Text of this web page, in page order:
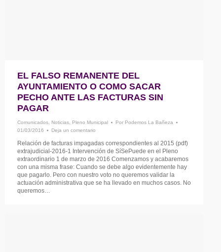
EL FALSO REMANENTE DEL
AYUNTAMIENTO O COMO SACAR
PECHO ANTE LAS FACTURAS SIN
PAGAR
Comunicados, Noticias, Pleno Municipal Por Podemos La Bañeza
01/03/2016
Deja un comentario
Relación de facturas impagadas correspondientes al 2015 (pdf)
extrajudicial-2016-1 Intervención de SíSePuede en el Pleno
extraordinario 1 de marzo de 2016 Comenzamos y acabaremos
con una misma frase: Cuando se debe algo evidentemente hay
que pagarlo. Pero con nuestro voto no queremos validar la
actuación administrativa que se ha llevado en muchos casos. No
queremos…